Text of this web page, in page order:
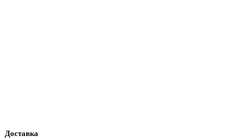
Доставка